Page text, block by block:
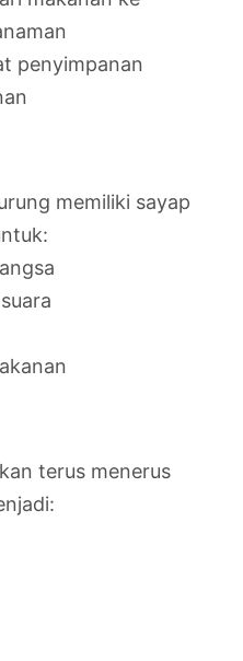
penyimpanan
memiliki sayap
terus menerus